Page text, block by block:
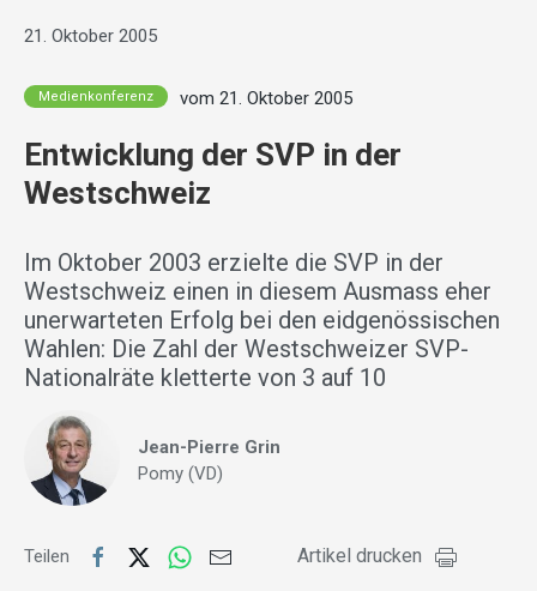
21. Oktober 2005
Medienkonferenz vom 21. Oktober 2005
Entwicklung der SVP in der
Westschweiz
Im Oktober 2003 erzielte die SVP in der
Westschweiz einen in diesem Ausmass eher
unerwarteten Erfolg bei den eidgenössischen
Wahlen: Die Zahl der Westschweizer SVP-
Nationalräte kletterte von 3 auf 10
Jean-Pierre Grin
Pomy (VD)
Teilen Artikel drucken